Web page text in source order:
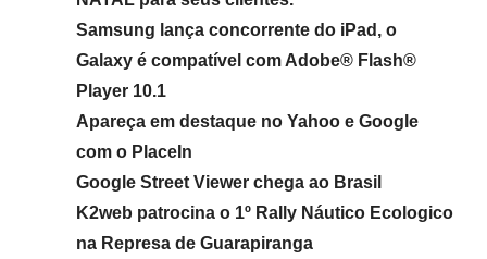
Samsung lança concorrente do iPad, o
Galaxy é compatível com Adobe® Flash®
Player 10.1
Apareça em destaque no Yahoo e Google
com o PlaceIn
Google Street Viewer chega ao Brasil
K2web patrocina o 1º Rally Náutico Ecologico
na Represa de Guarapiranga